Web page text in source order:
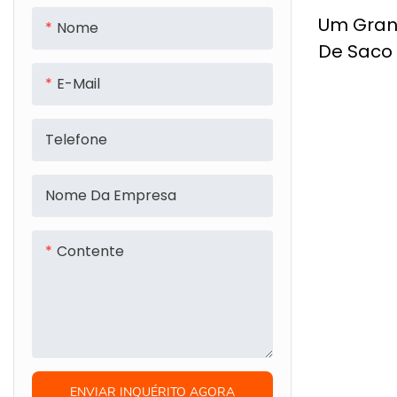
Nome
E-Mail
Telefone
Nome Da Empresa
Contente
ENVIAR INQUÉRITO AGORA
Um
De